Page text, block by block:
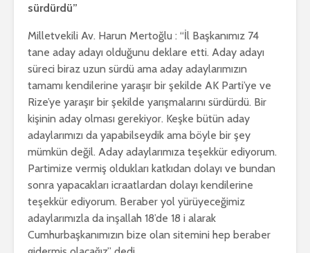
sürdürdü”
Milletvekili Av. Harun Mertoğlu : “İl Başkanımız 74
tane aday adayı olduğunu deklare etti. Aday adayı
süreci biraz uzun sürdü ama aday adaylarımızın
tamamı kendilerine yaraşır bir şekilde AK Parti’ye ve
Rize’ye yaraşır bir şekilde yarışmalarını sürdürdü. Bir
kişinin aday olması gerekiyor. Keşke bütün aday
adaylarımızı da yapabilseydik ama böyle bir şey
mümkün değil. Aday adaylarımıza teşekkür ediyorum.
Partimize vermiş oldukları katkıdan dolayı ve bundan
sonra yapacakları icraatlardan dolayı kendilerine
teşekkür ediyorum. Beraber yol yürüyeceğimiz
adaylarımızla da inşallah 18’de 18 i alarak
Cumhurbaşkanımızın bize olan sitemini hep beraber